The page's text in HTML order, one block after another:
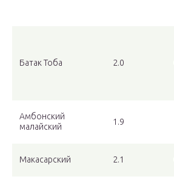
Батак Тоба 2.0
Амбонский
малайский
1.9
Макасарский 2.1